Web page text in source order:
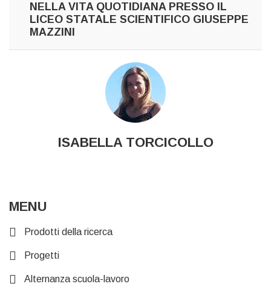
NELLA VITA QUOTIDIANA PRESSO IL
LICEO STATALE SCIENTIFICO GIUSEPPE
MAZZINI
ISABELLA TORCICOLLO
MENU
Prodotti della ricerca
Progetti
Alternanza scuola-lavoro